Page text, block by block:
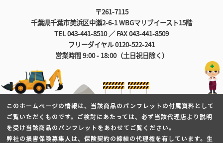
〒261-7115
千葉県千葉市美浜区中瀬2-6-1 WBGマリブイースト15階
TEL 043-441-8510 ／ FAX 043-441-8509
フリーダイヤル 0120-522-241
営業時間 9:00 - 18:00（土日祝日除く）
このホームページの情報は、当該商品のパンフレットの付属資料として
ご覧いただくものです。ご検討にあたっては、必ず当該代理店より説明
を受け当該商品のパンフレットをあわせてご覧ください。
弊社の損害保険募集人は、保険契約の締結の代理権を有しています。生